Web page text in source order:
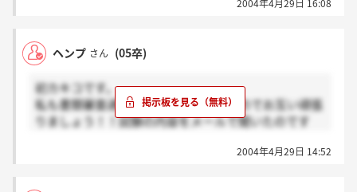
ていうか驚きです、MPの掲示板あったんですね。しか
お互いがんばりましょうね！！
すよね。。。 一体何をするんでしょう・・・
2004年4月29日 16:08
ヘンプ さん (05卒)
初カキコです。
私も書類審査通りました！11日二次なのでお互い頑張
りましょう！！試験の内容をメールで聞いたのです
気がするのですが・・・・準備はしていくつもりで
2004年4月29日 14:52